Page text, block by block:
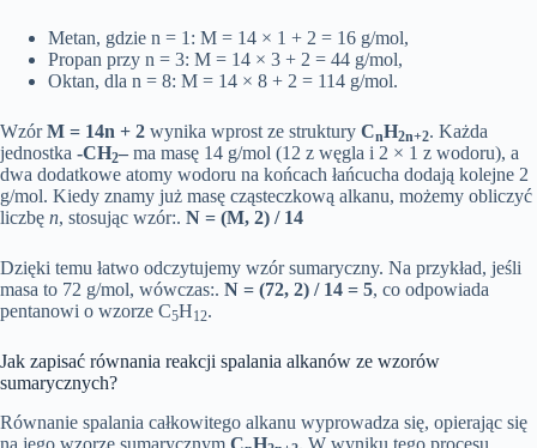
Metan, gdzie n = 1: M = 14 × 1 + 2 = 16 g/mol,
Propan przy n = 3: M = 14 × 3 + 2 = 44 g/mol,
Oktan, dla n = 8: M = 14 × 8 + 2 = 114 g/mol.
WzórM = 14n + 2 wynika wprost ze struktury CnH2n+2. Każda
jednostka -CH2– ma masę 14 g/mol (12 z węgla i 2 × 1 z wodoru), a
dwa dodatkowe atomy wodoru na końcach łańcucha dodają kolejne 2
g/mol. Kiedy znamy już masę cząsteczkową alkanu, możemy obliczyć
liczbę n, stosując wzór:. N = (M, 2) / 14
Dzięki temu łatwo odczytujemy wzór sumaryczny. Na przykład, jeśli
masa to 72 g/mol, wówczas:. N = (72, 2) / 14 = 5, co odpowiada
pentanowi o wzorze C5H12.
Jak zapisać równania reakcji spalania alkanów ze wzorów
sumarycznych?
Równanie spalania całkowitego alkanu wyprowadza się, opierając się
na jego wzorze sumarycznym C H
. W wyniku tego procesu